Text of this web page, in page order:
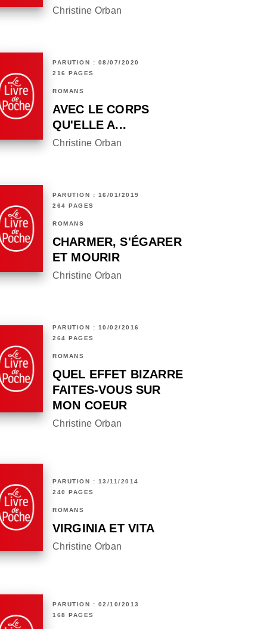
Christine Orban
PARUTION : 08/07/2020
216 PAGES
ROMANS
AVEC LE CORPS
QU'ELLE A...
Christine Orban
PARUTION : 16/01/2019
264 PAGES
ROMANS
CHARMER, S'ÉGARER
ET MOURIR
Christine Orban
PARUTION : 10/02/2016
264 PAGES
ROMANS
QUEL EFFET BIZARRE
FAITES-VOUS SUR
MON COEUR
Christine Orban
PARUTION : 13/11/2014
240 PAGES
ROMANS
VIRGINIA ET VITA
Christine Orban
PARUTION : 02/10/2013
168 PAGES